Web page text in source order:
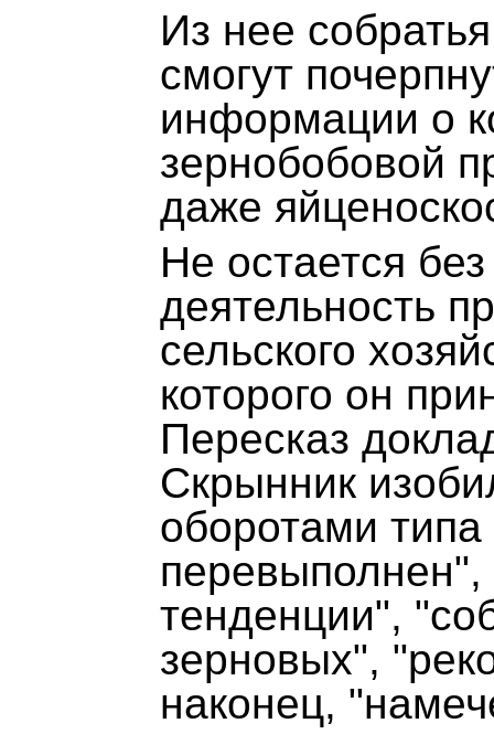
Из нее
смогут
информации о
зернобобовой
даже
Не остается
деятельность
сельского
которого он
Пересказ
Скрынник
оборотами типа
тенденции",
зерновых",
наконец,